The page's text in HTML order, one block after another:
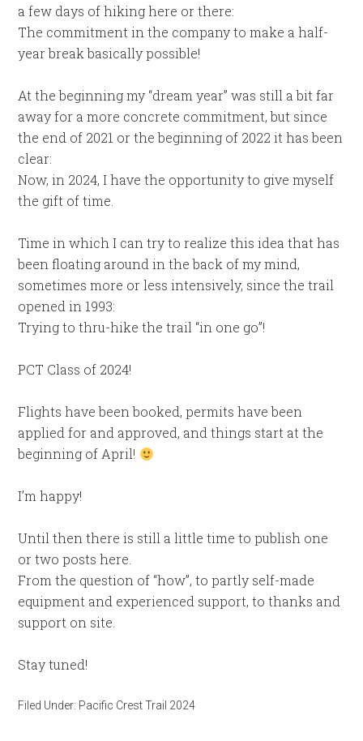
a few days of hiking here or there:
The commitment in the company to make a half-
year break basically possible!
At the beginning my “dream year” was still a bit far
away for a more concrete commitment, but since
the end of 2021 or the beginning of 2022 it has been
clear:
Now, in 2024, I have the opportunity to give myself
the gift of time.
Time in which I can try to realize this idea that has
been floating around in the back of my mind,
sometimes more or less intensively, since the trail
opened in 1993:
Trying to thru-hike the trail “in one go”!
PCT Class of 2024!
Flights have been booked, permits have been
applied for and approved, and things start at the
beginning of April!
I’m happy!
Until then there is still a little time to publish one
or two posts here.
From the question of “how”, to partly self-made
equipment and experienced support, to thanks and
support on site.
Stay tuned!
Filed Under: Pacific Crest Trail 2024